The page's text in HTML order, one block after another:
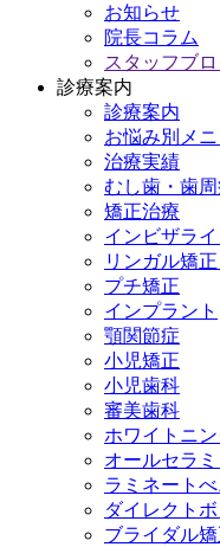
お知らせ
院長コラム
スタッフブ
診療案内
診療案内
お悩み別メ
治療実績
むし歯・歯周
矯正治療
インビザラ
リンガル矯正
プチ矯正
インプラント
顎関節症
小児矯正
小児歯科
審美歯科
ホワイトニ
オールセラミ
ラミネート
ダイレクト
ブライダル